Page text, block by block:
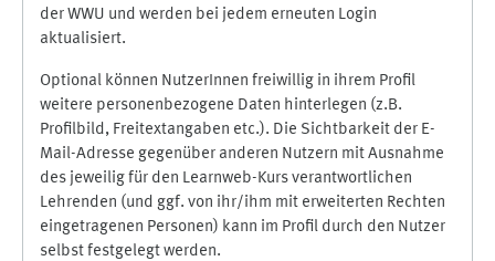
der WWU und werden bei jedem erneuten Login
aktualisiert.
Optional können NutzerInnen freiwillig in ihrem Profil
weitere personenbezogene Daten hinterlegen (z.B.
Profilbild, Freitextangaben etc.). Die Sichtbarkeit der E-
Mail-Adresse gegenüber anderen Nutzern mit Ausnahme
des jeweilig für den Learnweb-Kurs verantwortlichen
Lehrenden (und ggf. von ihr/ihm mit erweiterten Rechten
eingetragenen Personen) kann im Profil durch den Nutzer
selbst festgelegt werden.